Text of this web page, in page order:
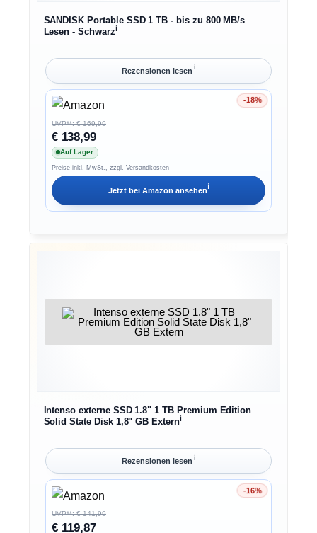
SANDISK Portable SSD 1 TB - bis zu 800 MB/s
Lesen - Schwarzℹ︎
Rezensionen lesen ℹ︎
-18%
Ersparnis 18%
UVP**: € 169,99
€ 138,99
Auf Lager
Preise inkl. MwSt., zzgl. Versandkosten
Jetzt bei Amazon ansehenℹ︎
Intenso externe SSD 1.8" 1 TB Premium Edition
Solid State Disk 1,8" GB Externℹ︎
Rezensionen lesen ℹ︎
-16%
Ersparnis 16%
UVP**: € 141,99
€ 119,87